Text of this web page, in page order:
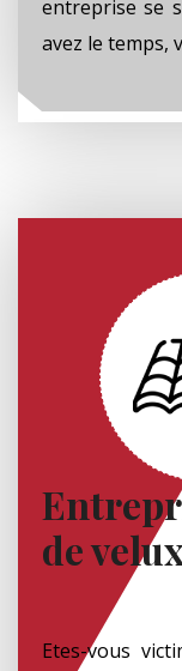
entreprise se
avez le temps,
de
Etes-vous